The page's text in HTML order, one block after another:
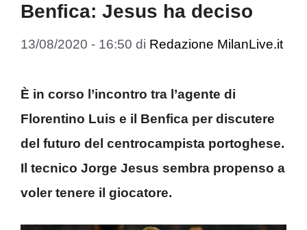
Benfica: Jesus ha deciso
13/08/2020 - 16:50 di Redazione MilanLive.it
È in corso l’incontro tra l’agente di
Florentino Luis e il Benfica per discutere
del futuro del centrocampista portoghese.
Il tecnico Jorge Jesus sembra propenso a
voler tenere il giocatore.